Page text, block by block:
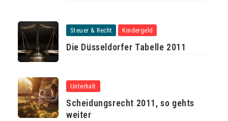
Steuer & Recht Kindergeld
Die Düsseldorfer Tabelle 2011
Unterhalt
Scheidungsrecht 2011, so gehts
weiter